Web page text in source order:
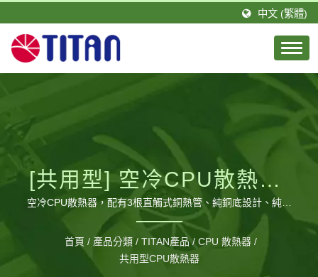
中文 (繁體)
[共用型] 空冷CPU散熱器/
直觸式三熱管/ KUKRI 9葉
靜音PWM調速風扇/ TDP
140W
空冷CPU散熱器，配有3根直觸式銅熱管、純銅底設計、純鋁
鰭片，提供CPU絕佳散熱表現 / 台騰恩科技有限公司是由一群
積極且具有專業技術的團隊所組成。TITAN的總公司設立於台
灣，分公司則設立於德國，並在大陸廣東省擁有1間工廠，佔
首頁 / 產品分類 / TITAN產品 / CPU 散熱器 /
共用型CPU散熱器